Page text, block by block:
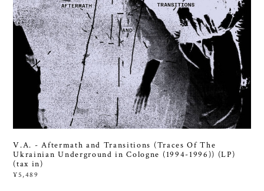
V.A. - Aftermath and Transitions (Traces Of The
Ukrainian Underground in Cologne (1994-1996)) (LP)
(tax in)
¥5,489